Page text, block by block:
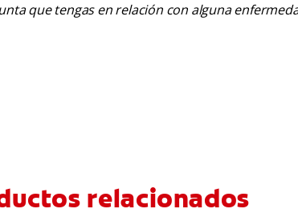
que tengas en relación con alguna
relacionados